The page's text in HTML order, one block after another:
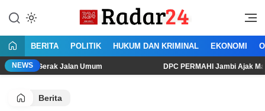
konten
Radar24.co.id
Jujur Lantang Bersuara
BERITA POLITIK HUKUM DAN KRIMINAL EKONOMI
NEWS
Jalan Umum DPC PERMAHI Jambi Ajak Masyarakat
Berita